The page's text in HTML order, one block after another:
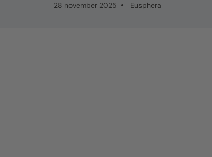
28 november 2025 Eusphera